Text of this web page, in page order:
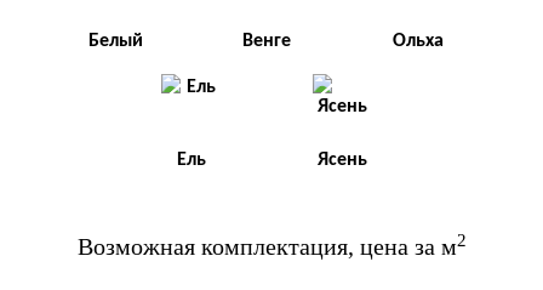
Белый Венге Ольха
Ель Ясень
Возможная комплектация, цена за м2